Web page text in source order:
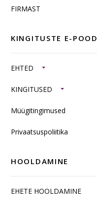
FIRMAST
KINGITUSTE E-POOD
EHTED
KINGITUSED
Müügitingimused
Privaatsuspoliitika
HOOLDAMINE
EHETE HOOLDAMINE